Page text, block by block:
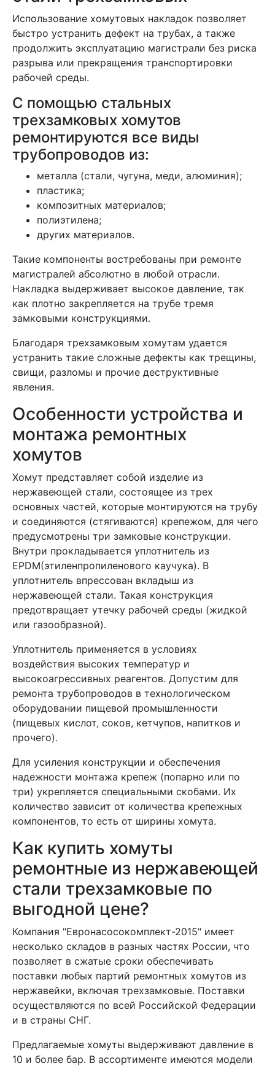
Использование хомутовых накладок позволяет
быстро устранить дефект на трубах, а также
продолжить эксплуатацию магистрали без риска
разрыва или прекращения транспортировки
рабочей среды.
С помощью стальных
трехзамковых хомутов
ремонтируются все виды
трубопроводов из:
металла (стали, чугуна, меди, алюминия);
пластика;
композитных материалов;
полиэтилена;
других материалов.
Такие компоненты востребованы при ремонте
магистралей абсолютно в любой отрасли.
Накладка выдерживает высокое давление, так
как плотно закрепляется на трубе тремя
замковыми конструкциями.
Благодаря трехзамковым хомутам удается
устранить такие сложные дефекты как трещины,
свищи, разломы и прочие деструктивные
явления.
Особенности устройства и
монтажа ремонтных
хомутов
Хомут представляет собой изделие из
нержавеющей стали, состоящее из трех
основных частей, которые монтируются на трубу
и соединяются (стягиваются) крепежом, для чего
предусмотрены три замковые конструкции.
Внутри прокладывается уплотнитель из
EPDM(этиленпропиленового каучука). В
уплотнитель впрессован вкладыш из
нержавеющей стали. Такая конструкция
предотвращает утечку рабочей среды (жидкой
или газообразной).
Уплотнитель применяется в условиях
воздействия высоких температур и
высокоагрессивных реагентов. Допустим для
ремонта трубопроводов в технологическом
оборудовании пищевой промышленности
(пищевых кислот, соков, кетчупов, напитков и
прочего).
Для усиления конструкции и обеспечения
надежности монтажа крепеж (попарно или по
три) укрепляется специальными скобами. Их
количество зависит от количества крепежных
компонентов, то есть от ширины хомута.
Как купить хомуты
ремонтные из нержавеющей
стали трехзамковые по
выгодной цене?
Компания "Евронасосокомплект-2015" имеет
несколько складов в разных частях России, что
позволяет в сжатые сроки обеспечивать
поставки любых партий ремонтных хомутов из
нержавейки, включая трехзамковые. Поставки
осуществляются по всей Российской Федерации
и в страны СНГ.
Предлагаемые хомуты выдерживают давление в
10 и более бар. В ассортименте имеются модели